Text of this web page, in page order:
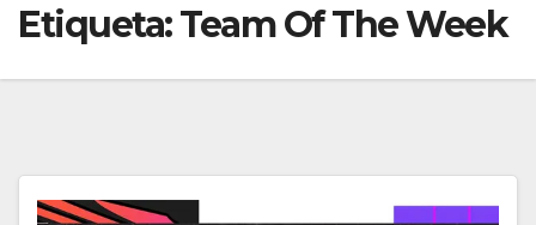
Etiqueta:Team Of The Week